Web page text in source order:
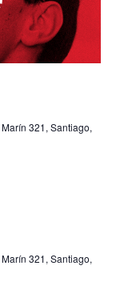
Marín 321, Santiago,
Marín 321, Santiago,